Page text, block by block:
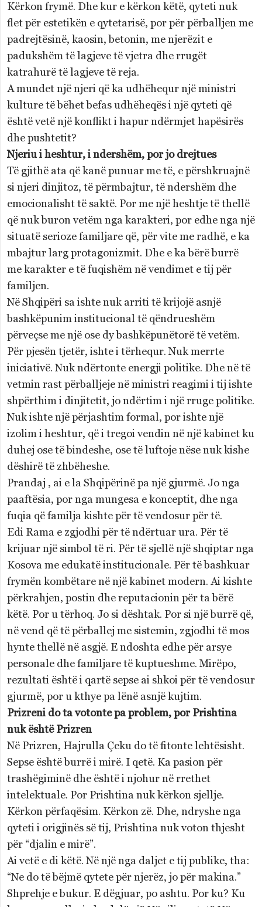
Kërkon frymë. Dhe kur e kërkon këtë, qyteti nuk
flet për estetikën e qytetarisë, por për përballjen me
padrejtësinë, kaosin, betonin, me njerëzit e
padukshëm të lagjeve të vjetra dhe rrugët
katrahurë të lagjeve të reja.
A mundet një njeri që ka udhëhequr një ministri
kulture të bëhet befas udhëheqës i një qyteti që
është vetë një konflikt i hapur ndërmjet hapësirës
dhe pushtetit?
Njeriu i heshtur, i ndershëm, por jo drejtues
Të gjithë ata që kanë punuar me të, e përshkruajnë
si njeri dinjitoz, të përmbajtur, të ndershëm dhe
emocionalisht të saktë. Por me një heshtje të thellë
që nuk buron vetëm nga karakteri, por edhe nga një
situatë serioze familjare që, për vite me radhë, e ka
mbajtur larg protagonizmit. Dhe e ka bërë burrë
me karakter e të fuqishëm në vendimet e tij për
familjen.
Në Shqipëri sa ishte nuk arriti të krijojë asnjë
bashkëpunim institucional të qëndrueshëm
përveçse me një ose dy bashkëpunëtorë të vetëm.
Për pjesën tjetër, ishte i tërhequr. Nuk merrte
iniciativë. Nuk ndërtonte energji politike. Dhe në të
vetmin rast përballjeje në ministri reagimi i tij ishte
shpërthim i dinjitetit, jo ndërtim i një rruge politike.
Nuk ishte një përjashtim formal, por ishte një
izolim i heshtur, që i tregoi vendin në një kabinet ku
duhej ose të bindeshe, ose të luftoje nëse nuk kishe
dëshirë të zhbëheshe.
Prandaj , ai e la Shqipërinë pa një gjurmë. Jo nga
paaftësia, por nga mungesa e konceptit, dhe nga
fuqia që familja kishte për të vendosur për të.
Edi Rama e zgjodhi për të ndërtuar ura. Për të
krijuar një simbol të ri. Për të sjellë një shqiptar nga
Kosova me edukatë institucionale. Për të bashkuar
frymën kombëtare në një kabinet modern. Ai kishte
përkrahjen, postin dhe reputacionin për ta bërë
këtë. Por u tërhoq. Jo si dështak. Por si një burrë që,
në vend që të përballej me sistemin, zgjodhi të mos
hynte thellë në asgjë. E ndoshta edhe për arsye
personale dhe familjare të kuptueshme. Mirëpo,
rezultati është i qartë sepse ai shkoi për të vendosur
gjurmë, por u kthye pa lënë asnjë kujtim.
Prizreni do ta votonte pa problem, por Prishtina
nuk është Prizren
Në Prizren, Hajrulla Çeku do të fitonte lehtësisht.
Sepse është burrë i mirë. I qetë. Ka pasion për
trashëgiminë dhe është i njohur në rrethet
intelektuale. Por Prishtina nuk kërkon sjellje.
Kërkon përfaqësim. Kërkon zë. Dhe, ndryshe nga
qyteti i origjinës së tij, Prishtina nuk voton thjesht
për “djalin e mirë”.
Ai vetë e di këtë. Në një nga daljet e tij publike, tha:
“Ne do të bëjmë qytete për njerëz, jo për makina.”
Shprehje e bukur. E dëgjuar, po ashtu. Por ku? Ku